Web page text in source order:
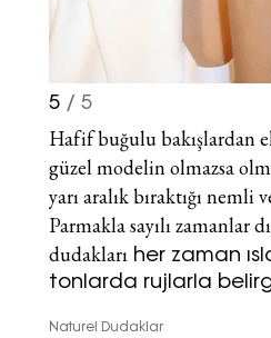
5 / 5
Hafif buğulu bakışlardan
güzel modelin olmazsa
yarı aralık bıraktığı nemli
Parmakla sayılı zamanlar
dudakları her zaman
tonlarda rujlarla
Naturel Dudaklar